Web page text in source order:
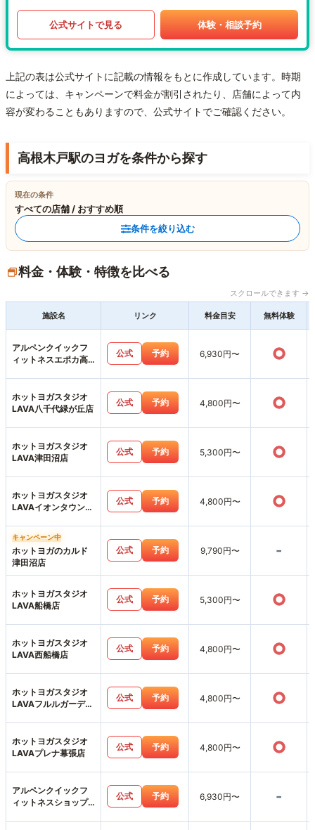
公式サイトで見る 体験・相談予約
上記の表は公式サイトに記載の情報をもとに作成しています。時期
によっては、キャンペーンで料金が割引されたり、店舗によって内
容が変わることもありますので、公式サイトでご確認ください。
高根木戸駅のヨガを条件から探す
現在の条件
すべての店舗 / おすすめ順
条件を絞り込む
料金・体験・特徴を比べる
スクロールできます →
施設名 リンク 料金目安 無料体験
アルペンクイックフ
ィットネスエポカ高
公式 予約 6,930円〜 ○
ホットヨガスタジオ
LAVA八千代緑が丘店
公式 予約 4,800円〜 ○
ホットヨガスタジオ
LAVA津田沼店
公式 予約 5,300円〜 ○
ホットヨガスタジオ
LAVAイオンタウン東
公式 予約 4,800円〜 ○
キャンペーン中
ホットヨガのカルド
津田沼店
公式 予約 9,790円〜 -
ホットヨガスタジオ
LAVA船橋店
公式 予約 5,300円〜 ○
ホットヨガスタジオ
LAVA西船橋店
公式 予約 4,800円〜 ○
ホットヨガスタジオ
LAVAフルルガーデン
公式 予約 4,800円〜 ○
ホットヨガスタジオ
LAVAプレナ幕張店
公式 予約 4,800円〜 ○
アルペンクイックフ
ィットネスショップ
公式 予約 6,930円〜 -